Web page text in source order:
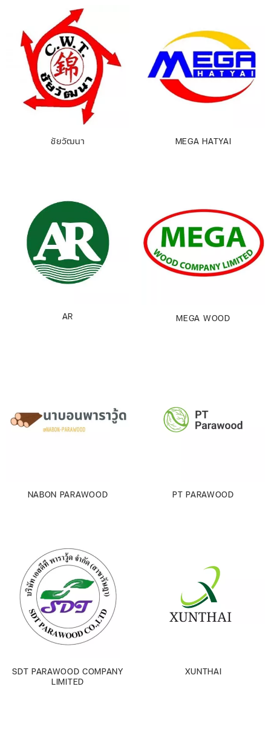
ชัยวัฒนา MEGA HATYAI
AR MEGA WOOD
NABON PARAWOOD PT PARAWOOD
SDT PARAWOOD COMPANY
LIMITED
XUNTHAI